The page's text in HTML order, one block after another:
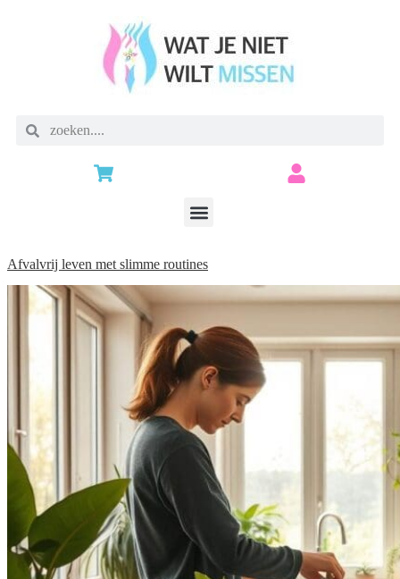
Afvalvrij leven met slimme routines